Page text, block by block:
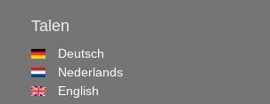
Talen
Deutsch
Nederlands
English